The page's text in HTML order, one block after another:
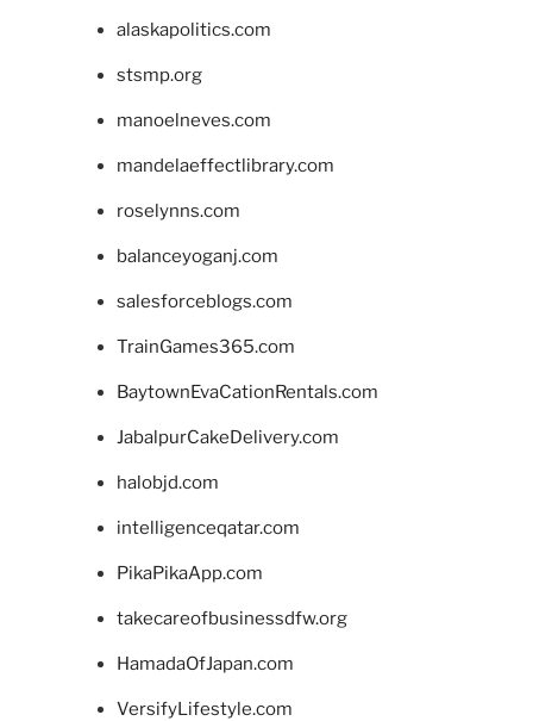
alaskapolitics.com
stsmp.org
manoelneves.com
mandelaeffectlibrary.com
roselynns.com
balanceyoganj.com
salesforceblogs.com
TrainGames365.com
BaytownEvaCationRentals.com
JabalpurCakeDelivery.com
halobjd.com
intelligenceqatar.com
PikaPikaApp.com
takecareofbusinessdfw.org
HamadaOfJapan.com
VersifyLifestyle.com